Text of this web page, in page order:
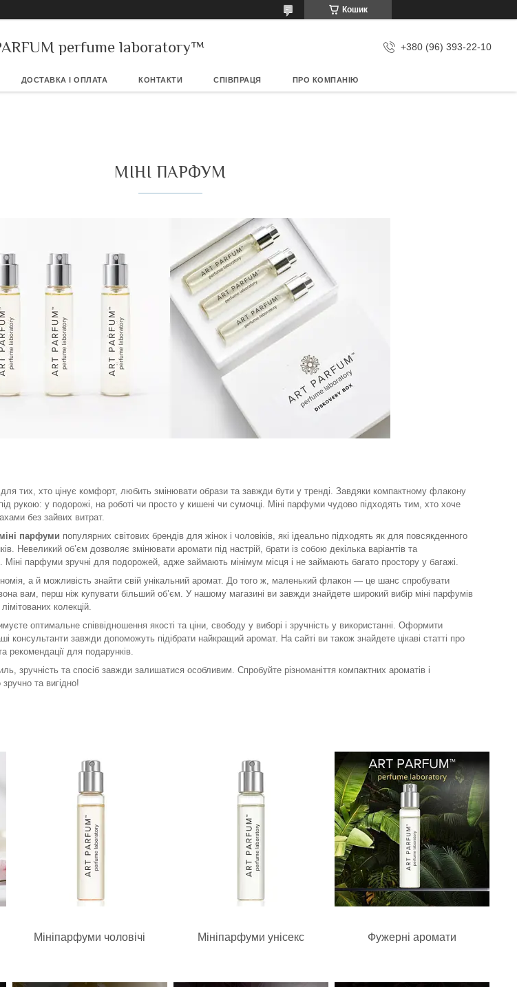
Кошик
perfume laboratory™ +380 (96) 393-22-10
ДОСТАВКА І ОПЛАТА КОНТАКТИ СПІВПРАЦЯ ПРО КОМПАНІЮ
МІНІ ПАРФУМ
тих, хто цінує комфорт, любить змінювати образи та завжди бути у тренді. Завдяки компактному флакону
рукою: у подорожі, на роботі чи просто у кишені чи сумочці. Міні парфуми чудово підходять тим, хто хоче
без зайвих витрат.
міні парфуми популярних світових брендів для жінок і чоловіків, які ідеально підходять як для повсякденного
Невеликий об’єм дозволяє змінювати аромати під настрій, брати із собою декілька варіантів та
Міні парфуми зручні для подорожей, адже займають мінімум місця і не займають багато простору у багажі.
а й можливість знайти свій унікальний аромат. До того ж, маленький флакон — це шанс спробувати
вам, перш ніж купувати більший об’єм. У нашому магазині ви завжди знайдете широкий вибір міні парфумів
колекцій.
оптимальне співвідношення якості та ціни, свободу у виборі і зручність у використанні. Оформити
завжди допоможуть підібрати найкращий аромат. На сайті ви також знайдете цікаві статті про
для подарунків.
зручність та спосіб завжди залишатися особливим. Спробуйте різноманіття компактних ароматів і
та вигідно!
Мініпарфуми чоловічі Мініпарфуми унісекс Фужерні аромати